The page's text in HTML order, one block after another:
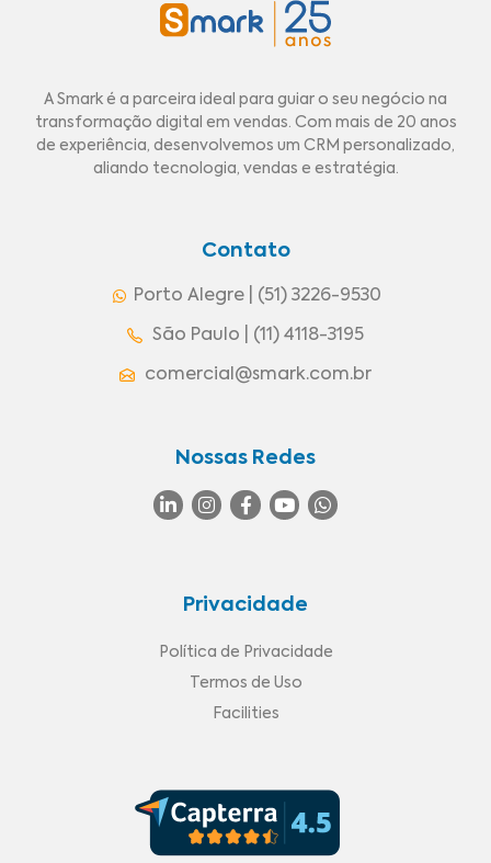
A Smark é a parceira ideal para guiar o seu negócio na
transformação digital em vendas. Com mais de 20 anos
de experiência, desenvolvemos um CRM personalizado,
aliando tecnologia, vendas e estratégia.
Contato
Porto Alegre | (51) 3226-9530
São Paulo | (11) 4118-3195
comercial@smark.com.br
Nossas Redes
Privacidade
Política de Privacidade
Termos de Uso
Facilities